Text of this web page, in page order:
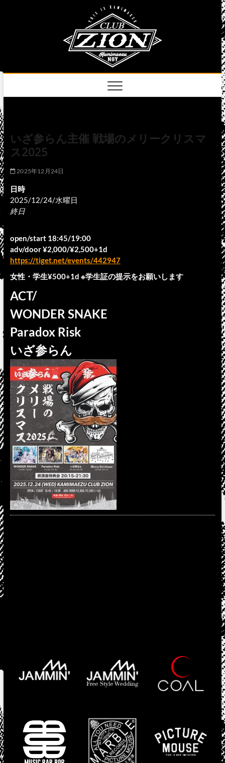
いざ参らん主催 戦場のメリークリスマ
ス2025
2025年12月24日
日時
2025/12/24/水曜日
終日
open/start 18:45/19:00
adv/door ¥2,000/¥2,500+1d
https://tiget.net/events/442947
女性・学生¥500+1d ※学生証の提示をお願いします
ACT/
WONDER SNAKE
Paradox Risk
いざ参らん